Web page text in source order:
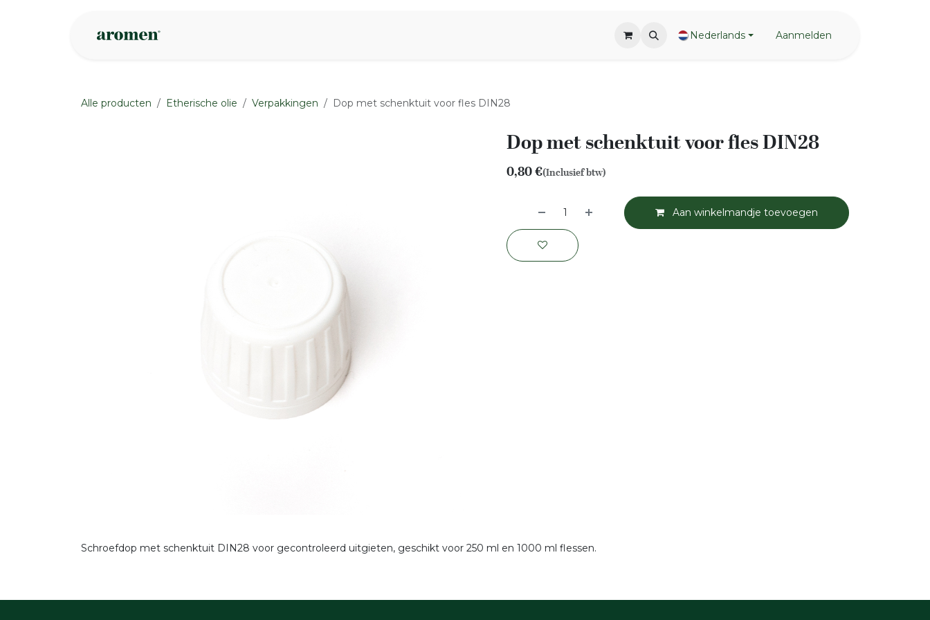
Nederlands Aanmelden
Alle producten Etherische olie Verpakkingen Dop met schenktuit voor fles DIN28
Dop met schenktuit voor fles DIN28
0,80€(Inclusief btw)
Aan winkelmandje toevoegen
Schroefdop met schenktuit DIN28 voor gecontroleerd uitgieten, geschikt voor 250 ml en 1000 ml flessen.